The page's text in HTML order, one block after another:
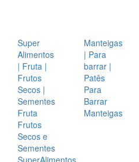
Super
Alimentos
| Fruta |
Frutos
Secos |
Sementes
Fruta
Frutos
Secos e
Sementes
SuperAlimentos
Manteigas
| Para
barrar |
Patês
Para
Barrar
Manteigas